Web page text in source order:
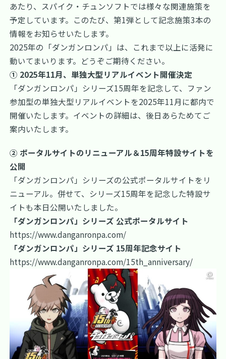
あたり、スパイク・チュンソフトでは様々な関連施策を
予定しています。このたび、第1弾として記念施策3本の
情報をお知らせいたします。
2025年の「ダンガンロンパ」は、これまで以上に活発に
動いてまいります。どうぞご期待ください。
① 2025年11月、単独大型リアルイベント開催決定
「ダンガンロンパ」シリーズ15周年を記念して、ファン
参加型の単独大型リアルイベントを2025年11月に都内で
開催いたします。イベントの詳細は、後日あらためてご
案内いたします。
② ポータルサイトのリニューアル＆15周年特設サイトを
公開
「ダンガンロンパ」シリーズの公式ポータルサイトをリ
ニューアル。併せて、シリーズ15周年を記念した特設サ
イトも本日公開いたしました。
「ダンガンロンパ」シリーズ 公式ポータルサイト
https://www.danganronpa.com/
「ダンガンロンパ」シリーズ 15周年記念サイト
https://www.danganronpa.com/15th_anniversary/